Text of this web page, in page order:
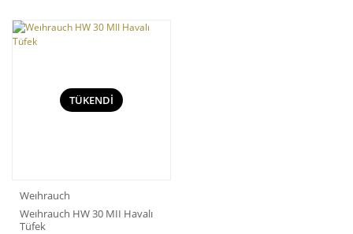
TÜKENDİ
Weıhrauch
Weıhrauch HW 30 MII Havalı
Tüfek